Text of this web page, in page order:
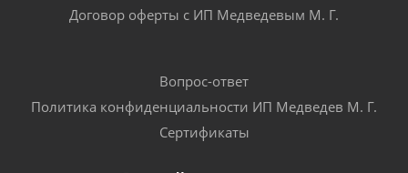
Договор оферты с ИП Медведевым М. Г.
Вопрос-ответ
Политика конфиденциальности ИП Медведев М. Г.
Сертификаты